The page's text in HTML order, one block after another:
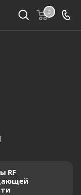
0
RF